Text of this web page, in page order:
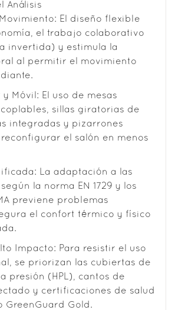
Análisis
El diseño flexible
el trabajo colaborativo
invertida) y estimula la
al permitir el movimiento
y Móvil: El uso de mesas
sillas giratorias de
integradas y pizarrones
el salón en menos
La adaptación a las
la norma EN 1729 y los
previene problemas
el confort térmico y físico
Impacto: Para resistir el uso
se priorizan las cubiertas de
presión (HPL), cantos de
y certificaciones de salud
GreenGuard Gold.